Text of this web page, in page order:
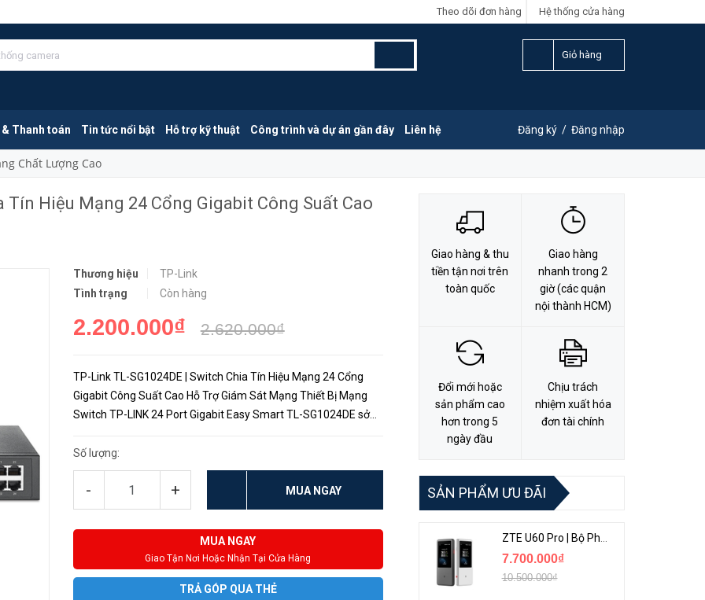
Hệ thống cửa hàng
Theo dõi đơn hàng
Giỏ hàng
& Thanh toán Tin tức nổi bật Hỗ trợ kỹ thuật Công trình và dự án gần đây Liên hệ Đăng ký / Đăng nhập
Chất Lượng Cao
Tín Hiệu Mạng 24 Cổng Gigabit Công Suất Cao
Thương hiệu
TP-Link
Tình trạng
Còn hàng
2.200.000₫ 2.620.000₫
TP-Link TL-SG1024DE | Switch Chia Tín Hiệu Mạng 24 Cổng
Gigabit Công Suất Cao Hỗ Trợ Giám Sát Mạng Thiết Bị Mạng
Switch TP-LINK 24 Port Gigabit Easy Smart TL-SG1024DE sở
chia cổn Eth...
Số lượng:
- + MUA NGAY
MUA NGAY
Giao Tận Nơi Hoặc Nhận Tại Cửa Hàng
TRẢ GÓP QUA THẺ
MUA NGAY LIÊN HỆ ĐẶT HÀNG
Giao hàng & thu
tiền tận nơi trên
toàn quốc
Giao hàng
nhanh trong 2
giờ (các quận
nội thành HCM)
Đổi mới hoặc
sản phẩm cao
hơn trong 5
ngày đầu
Chịu trách
nhiệm xuất hóa
đơn tài chính
SẢN PHẨM ƯU ĐÃI
ZTE U60 Pro | Bộ Phát 5G Cầm Tay Tích Hợp Công Nghệ WiFi 7, Pin 10000mAh
7.700.000₫
10.500.000₫